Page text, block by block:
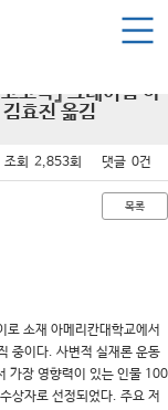
마이페이지
고학』 그레이엄 하
효진 옮김
조회 2,853회 댓글 0건
목록
소재 아메리칸대학교에서
중이다. 사변적 실재론 운동
가장 영향력이 있는 인물 100
상자로 선정되었다. 주요 저